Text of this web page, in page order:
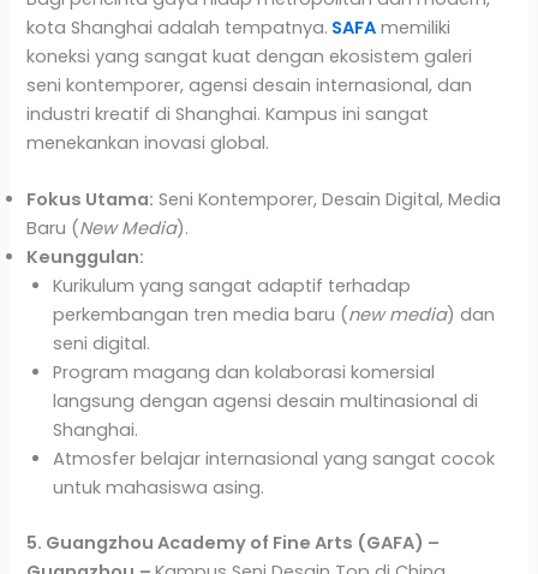
kota Shanghai adalah tempatnya. SAFA memiliki
koneksi yang sangat kuat dengan ekosistem galeri
seni kontemporer, agensi desain internasional, dan
industri kreatif di Shanghai. Kampus ini sangat
menekankan inovasi global.
Fokus Utama: Seni Kontemporer, Desain Digital, Media
Baru (New Media).
Keunggulan:
Kurikulum yang sangat adaptif terhadap
perkembangan tren media baru (new media) dan
seni digital.
Program magang dan kolaborasi komersial
langsung dengan agensi desain multinasional di
Shanghai.
Atmosfer belajar internasional yang sangat cocok
untuk mahasiswa asing.
5. Guangzhou Academy of Fine Arts (GAFA) –